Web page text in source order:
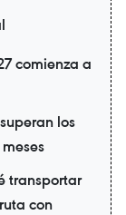
comienza a
los
transportar
con